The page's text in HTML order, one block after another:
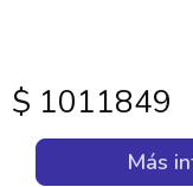
$ 1011849
Más